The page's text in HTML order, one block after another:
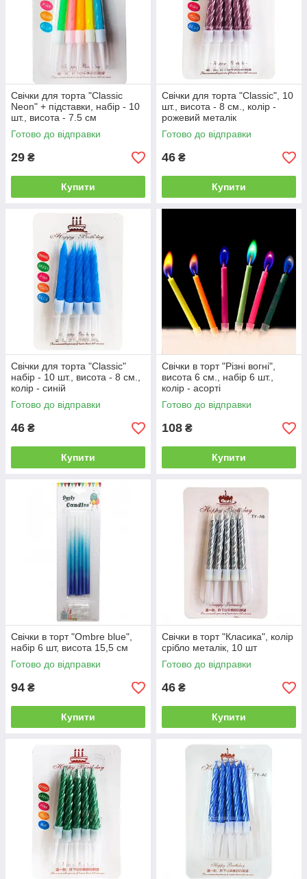
Свічки для торта "Classic
Neon" + підставки, набір - 10
шт., висота - 7.5 см
Готово до відправки
29 ₴
Купити
Свічки для торта "Classic", 10
шт., висота - 8 см., колір -
рожевий металік
Готово до відправки
46 ₴
Купити
Свічки для торта "Classic"
набір - 10 шт., висота - 8 см.,
колір - синій
Готово до відправки
46 ₴
Купити
Свічки в торт "Різні вогні",
висота 6 см., набір 6 шт.,
колір - асорті
Готово до відправки
108 ₴
Купити
Свічки в торт "Ombre blue",
набір 6 шт, висота 15,5 см
Готово до відправки
94 ₴
Купити
Свічки в торт "Класика", колір
срібло металік, 10 шт
Готово до відправки
46 ₴
Купити